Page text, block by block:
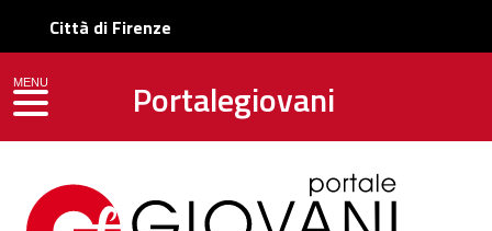
Città di Firenze
Portalegiovani
MENU
toggle navigation